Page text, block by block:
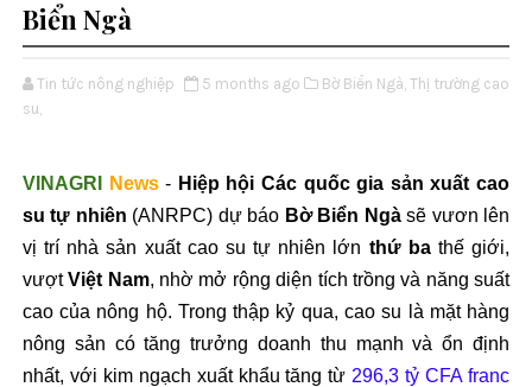
Biển Ngà
Tin tức nông nghiệp 5 months ago Bờ Biển Ngà, Thị trường cao
su,
VINAGRI News- Hiệp hội Các quốc gia sản xuất cao
su tự nhiên (ANRPC) dự báo Bờ Biển Ngàsẽ vươn lên
vị trí nhà sản xuất cao su tự nhiên lớn thứ bathế giới,
vượtViệt Nam, nhờ mở rộng diện tích trồng và năng suất
cao của nông hộ. Trong thập kỷ qua, cao su là mặt hàng
nông sản có tăng trưởng doanh thu mạnh và ổn định
nhất, với kim ngạch xuất khẩu tăng từ 296,3 tỷ CFA franc